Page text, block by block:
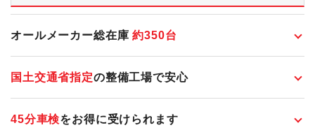
オールメーカー総在庫約350台
国土交通省指定の整備工場で安心
45分車検をお得に受けられます